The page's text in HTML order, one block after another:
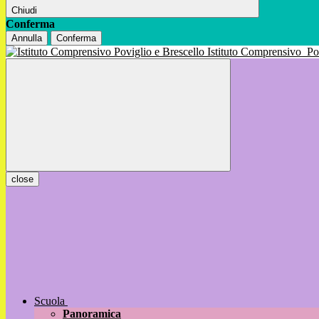
Chiudi
Conferma
Annulla Conferma
Istituto Comprensivo
close
Scuola
Panoramica